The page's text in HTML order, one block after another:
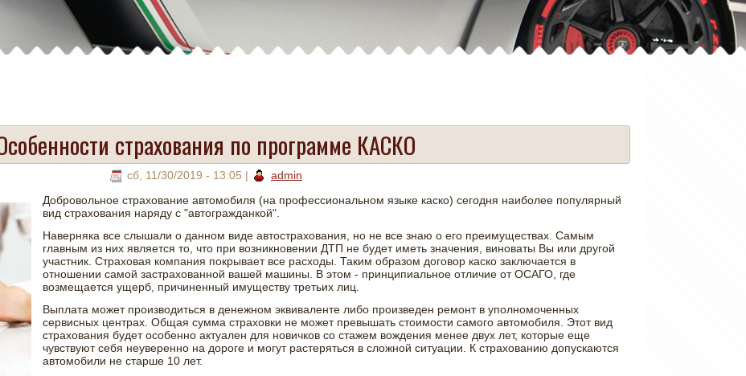
страхования по программе КАСКО
сб, 11/30/2019 - 13:05 |
admin
Добровольное страхование автомобиля (на профессиональном языке каско) сегодня наиболее популярный
вид страхования наряду с "автогражданкой".
Наверняка все слышали о данном виде автострахования, но не все знаю о его преимуществах. Самым
главным из них является то, что при возникновении ДТП не будет иметь значения, виноваты Вы или другой
участник. Страховая компания покрывает все расходы. Таким образом договор каско заключается в
отношении самой застрахованной вашей машины. В этом - принципиальное отличие от ОСАГО, где
возмещается ущерб, причиненный имуществу третьих лиц.
Выплата может производиться в денежном эквиваленте либо произведен ремонт в уполномоченных
сервисных центрах. Общая сумма страховки не может превышать стоимости самого автомобиля. Этот вид
страхования будет особенно актуален для новичков со стажем вождения менее двух лет, которые еще
чувствуют себя неуверенно на дороге и могут растеряться в сложной ситуации. К страхованию допускаются
автомобили не старше 10 лет.